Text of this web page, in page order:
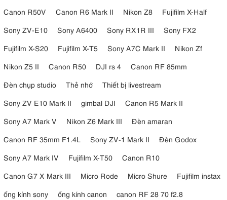
Canon R50V
Canon R6 Mark II Nikon Z8
Fujifilm X-Half
Sony ZV-E10
Sony A6400 Sony RX1R III
Sony FX2
Fujifilm X-S20
Fujifilm X-T5 Sony A7C Mark II
Nikon Zf
Nikon Z5 II
Canon R50 DJI rs 4
Canon RF 85mm
Đèn chụp studio
Thẻ nhớ
Thiết bị livestream
Sony ZV E10 Mark II
gimbal DJI
Canon R5 Mark II
Sony A7 Mark V
Nikon Z6 Mark III
Đèn amaran
Canon RF 35mm F1.4L
Sony ZV-1 Mark II
Đèn Godox
Sony A7 Mark IV
Fujifilm X-T50
Canon R10
Canon G7 X Mark III
Micro Rode Micro Shure
Fujifilm instax
ống kính sony
ống kính canon
canon RF 28 70 f2.8